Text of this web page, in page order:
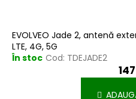
EVOLVEO Jade 2, antenă
LTE, 4G, 5G
În stoc Cod: TDEJADE2